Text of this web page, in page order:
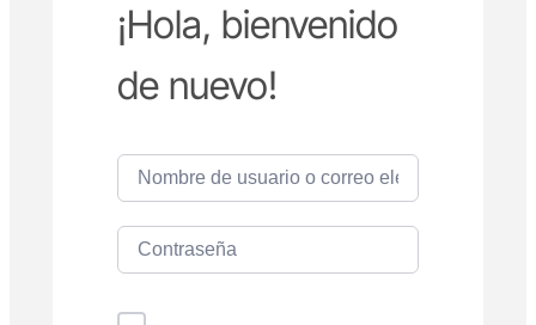
¡Hola, bienvenido
de nuevo!